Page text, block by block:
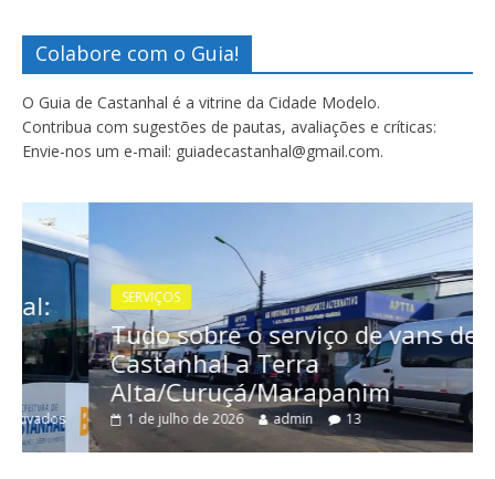
Colabore com o Guia!
O Guia de Castanhal é a vitrine da Cidade Modelo.
Contribua com sugestões de pautas, avaliações e críticas:
Envie-nos um e-mail: guiadecastanhal@gmail.com.
SERVIÇOS
Tudo sobre o serviço de vans de
Castanhal a Terra
Alta/Curuçá/Marapanim
1 de julho de 2026 admin 13